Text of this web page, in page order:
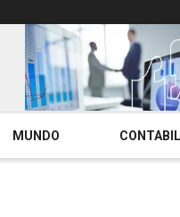
MUNDO